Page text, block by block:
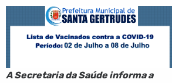
A Secretaria da Saúde informa a